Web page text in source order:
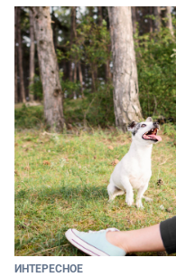
ИНТЕРЕСНОЕ